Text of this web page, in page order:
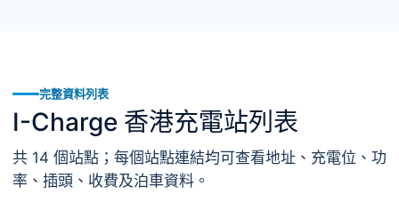
完整資料列表
I-Charge 香港充電站列表
共 14 個站點；每個站點連結均可查看地址、充電位、功
率、插頭、收費及泊車資料。